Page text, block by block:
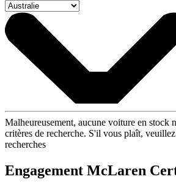
Malheureusement, aucune voiture en stock
critères de recherche. S'il vous plaît,
recherches
Engagement McLaren